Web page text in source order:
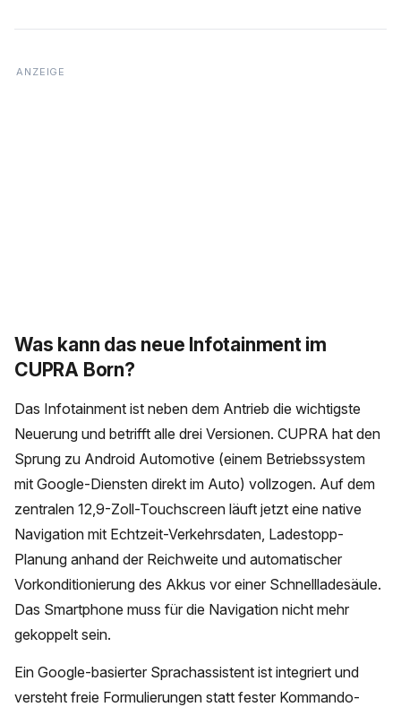
Was kann das neue Infotainment im
CUPRA Born?
Das Infotainment ist neben dem Antrieb die wichtigste
Neuerung und betrifft alle drei Versionen. CUPRA hat den
Sprung zu Android Automotive (einem Betriebssystem
mit Google-Diensten direkt im Auto) vollzogen. Auf dem
zentralen 12,9-Zoll-Touchscreen läuft jetzt eine native
Navigation mit Echtzeit-Verkehrsdaten, Ladestopp-
Planung anhand der Reichweite und automatischer
Vorkonditionierung des Akkus vor einer Schnellladesäule.
Das Smartphone muss für die Navigation nicht mehr
gekoppelt sein.
Ein Google-basierter Sprachassistent ist integriert und
versteht freie Formulierungen statt fester Kommando-